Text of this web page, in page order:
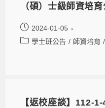
（碩）士級師資培
2024-01-05
學士班公告 / 師資培育 /
【返校座談】112-